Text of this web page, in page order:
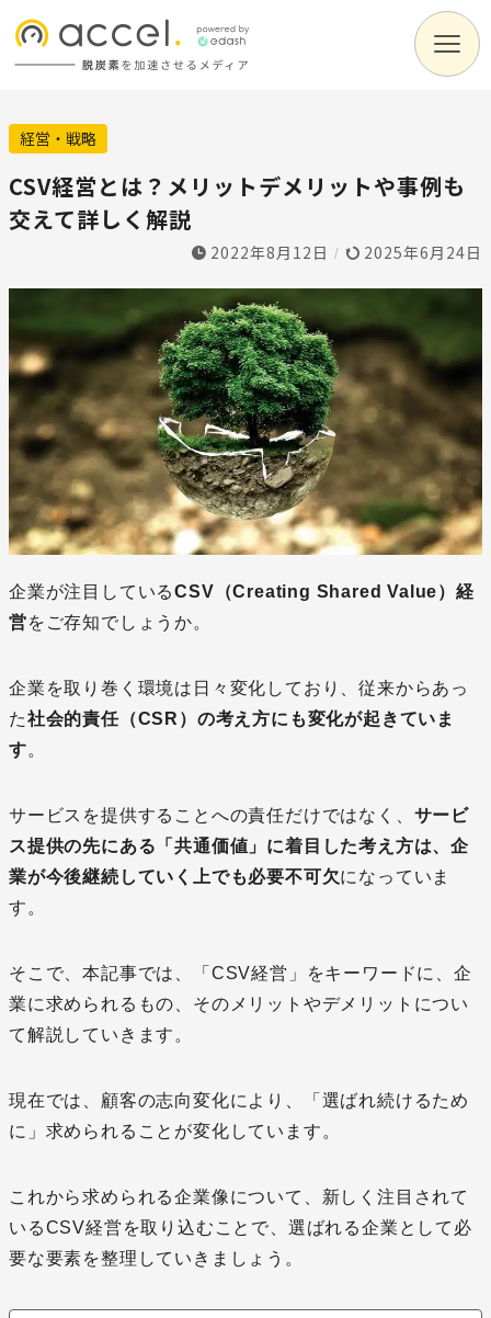
経営・戦略
CSV経営とは？メリットデメリットや事例も
交えて詳しく解説
2022年8月12日 / 2025年6月24日
企業が注目しているCSV（Creating Shared Value）経
営をご存知でしょうか。
企業を取り巻く環境は日々変化しており、従来からあっ
た社会的責任（CSR ）の考え方にも変化が起きていま
す。
サービスを提供することへの責任だけではなく、 サービ
ス提供の先にある「共通価値」に着目した考え方は、企
業が今後継続していく上でも必要不可欠になっていま
す。
そこで、本記事では、「CSV経営」をキーワードに、企
業に求められるもの、そのメリットやデメリットについ
て解説していきます。
現在では、顧客の志向変化により、「選ばれ続けるため
に」求められることが変化しています。
これから求められる企業像について、新しく注目されて
いるCSV経営を取り込むことで、選ばれる企業として必
要な要素を整理していきましょう。